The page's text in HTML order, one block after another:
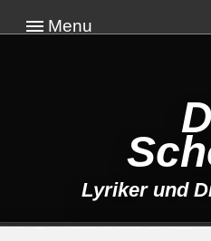
Menu
Lyriker und